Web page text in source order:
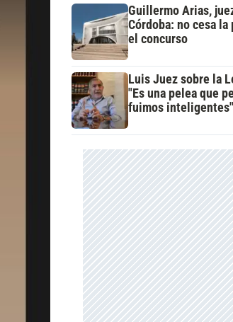
Guillermo Arias,
Córdoba: no cesa
el concurso
Luis Juez sobre la
"Es una pelea que
fuimos inteligentes"